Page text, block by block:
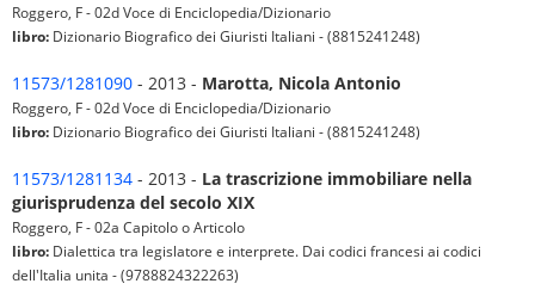
Roggero, F - 02d Voce di Enciclopedia/Dizionario
libro: Dizionario Biografico dei Giuristi Italiani - (8815241248)
11573/1281090 - 2013 - Marotta, Nicola Antonio
Roggero, F - 02d Voce di Enciclopedia/Dizionario
libro: Dizionario Biografico dei Giuristi Italiani - (8815241248)
11573/1281134 - 2013 - La trascrizione immobiliare nella
giurisprudenza del secolo XIX
Roggero, F - 02a Capitolo o Articolo
libro: Dialettica tra legislatore e interprete. Dai codici francesi ai codici
dell'Italia unita - (9788824322263)